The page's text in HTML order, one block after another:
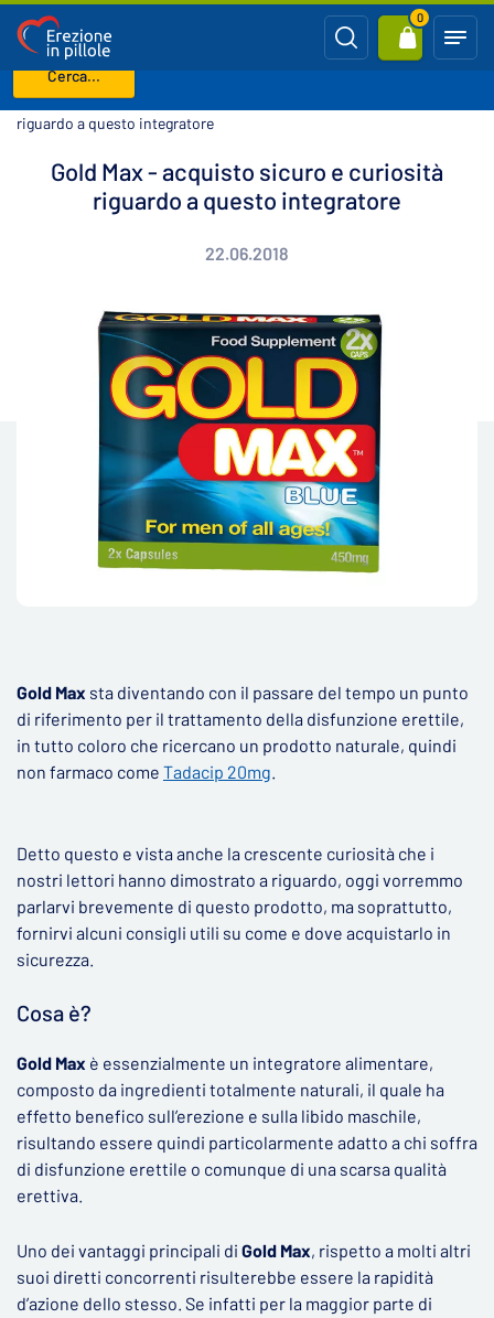
Cerca...
0
Benvenuto Blog
riguardo a questo integratore
Gold Max - acquisto sicuro e curiosità
riguardo a questo integratore
22.06.2018
Gold Max sta diventando con il passare del tempo un punto
di riferimento per il trattamento della disfunzione erettile,
in tutto coloro che ricercano un prodotto naturale, quindi
non farmaco come Tadacip 20mg.
Detto questo e vista anche la crescente curiosità che i
nostri lettori hanno dimostrato a riguardo, oggi vorremmo
parlarvi brevemente di questo prodotto, ma soprattutto,
fornirvi alcuni consigli utili su come e dove acquistarlo in
sicurezza.
Cosa è?
Gold Max è essenzialmente un integratore alimentare,
composto da ingredienti totalmente naturali, il quale ha
effetto benefico sull’erezione e sulla libido maschile,
risultando essere quindi particolarmente adatto a chi soffra
di disfunzione erettile o comunque di una scarsa qualità
erettiva.
Uno dei vantaggi principali di Gold Max, rispetto a molti altri
suoi diretti concorrenti risulterebbe essere la rapidità
d’azione dello stesso. Se infatti per la maggior parte di